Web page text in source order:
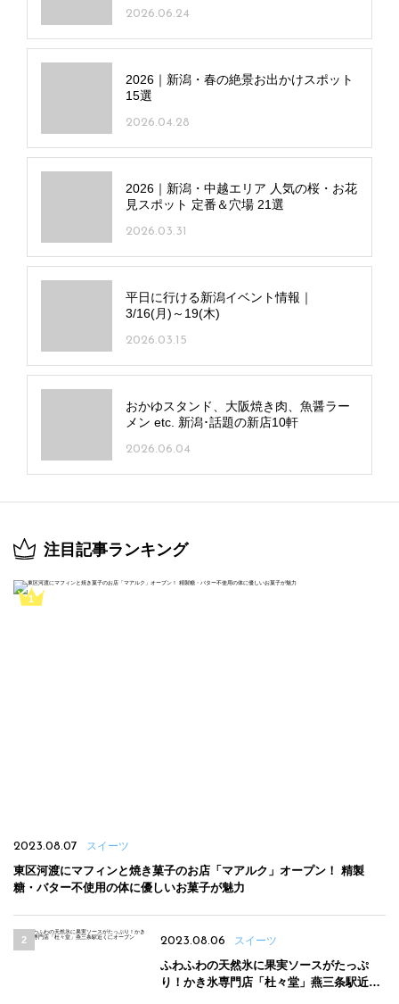
2026.06.24
2026｜新潟・春の絶景お出かけスポット
15選
2026.04.28
2026｜新潟・中越エリア 人気の桜・お花
見スポット 定番＆穴場 21選
2026.03.31
平日に行ける新潟イベント情報｜
3/16(月)～19(木)
2026.03.15
おかゆスタンド、大阪焼き肉、魚醤ラー
メン etc. 新潟･話題の新店10軒
2026.06.04
注目記事ランキング
2023.08.07 スイーツ
東区河渡にマフィンと焼き菓子のお店「マアルク」オープン！ 精製
糖・バター不使用の体に優しいお菓子が魅力
2023.08.06 スイーツ
ふわふわの天然氷に果実ソースがたっぷ
り！かき氷専門店「杜々堂」燕三条駅近く